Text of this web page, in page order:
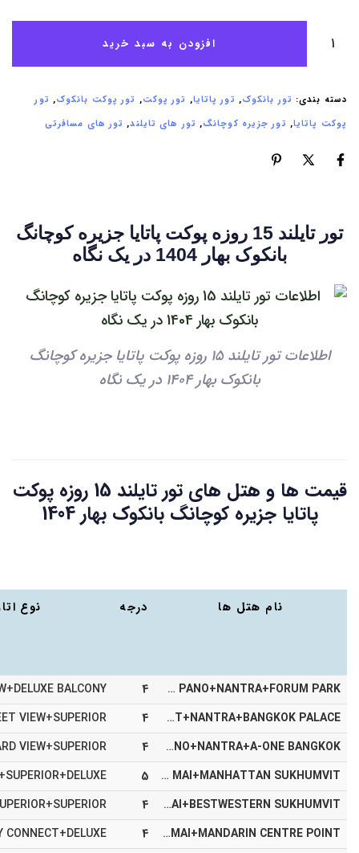
افزودن به سبد خرید
دسته بندی: تور بانکوک, تور پاتایا, تور پوکت, تور پوکت بانکوک, تور
پوکت پاتایا, تور جزیره کوچانگ, تور های تایلند, تور های مسافرتی
تور تایلند 15 روزه پوکت پاتایا جزیره کوچانگ
بانکوک بهار 1404 در یک نگاه
اطلاعات تور تایلند 15 روزه پوکت پاتایا جزیره کوچانگ
بانکوک بهار 1404 در یک نگاه
قیمت ها و هتل های تور تایلند 15 روزه پوکت
پاتایا جزیره کوچانگ بانکوک بهار 1404
نام هتل ها درجه نوع
BAUMAN BURI+PHI PHI CLIFF BEACH+CENTRA BY C PHU PANO+NANTRA+FORUM PARK
4
ASHLEE HUB+ISLAND CABANA+CHADA RESORT+NANTRA+BANGKOK PALACE
4
SUNSET BEACH RESORT+PHI PHI CLIFF BEACH+CENTRA BY C PHU PANO+NANTRA+A-ONE BANGKOK
4
FISHERMEN'S HARBOUR+PHI PHI NATRUAL RESORT+CHADA RESORT+LA MAI CHIANG MAI+MANHATTAN SUKHUMVIT
5
SEAVIEW PATONG+IBIZA HOUSE+DEEVANA KRABI+LA MAI CHIANG MAI+BESTWESTERN SUKHUMVIT
4
PATONG RESORT+ISLAND CABANA+CHADA THAI VILLAGE+LA MAI CHIANG MAI+MANDARIN CENTRE POINT
4